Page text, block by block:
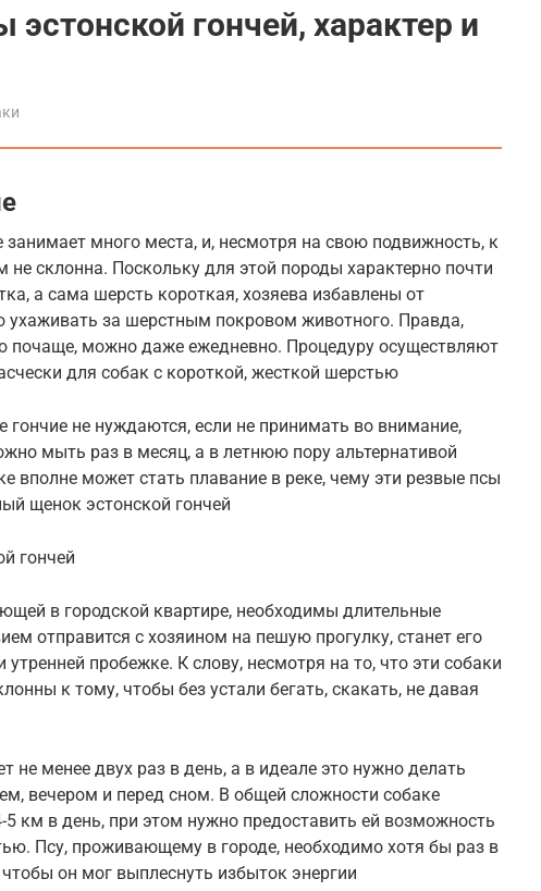
гончей, характер и
занимает много места, и, несмотря на свою подвижность, к
склонна. Поскольку для этой породы характерно почти
а сама шерсть короткая, хозяева избавлены от
ухаживать за шерстным покровом животного. Правда,
почаще, можно даже ежедневно. Процедуру осуществляют
для собак с короткой, жесткой шерстью
гончие не нуждаются, если не принимать во внимание,
мыть раз в месяц, а в летнюю пору альтернативой
вполне может стать плавание в реке, чему эти резвые псы
щенок эстонской гончей
гончей
в городской квартире, необходимы длительные
отправится с хозяином на пешую прогулку, станет его
пробежке. К слову, несмотря на то, что эти собаки
к тому, чтобы без устали бегать, скакать, не давая
не менее двух раз в день, а в идеале это нужно делать
вечером и перед сном. В общей сложности собаке
5 км в день, при этом нужно предоставить ей возможность
Псу, проживающему в городе, необходимо хотя бы раз в
он мог выплеснуть избыток энергии